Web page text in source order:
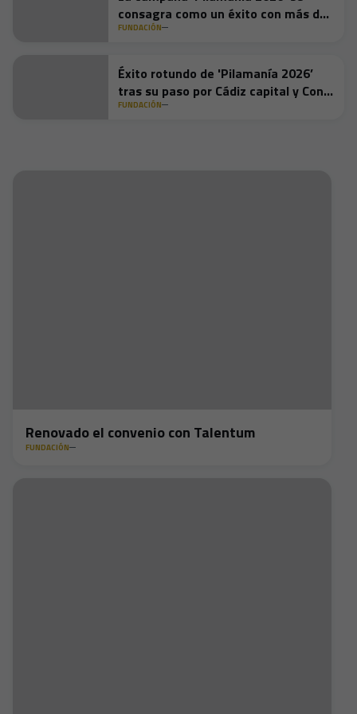
consagra como un éxito con más de
13.000 pilas recogidas en su
FUNDACIÓN
Éxito rotundo de 'Pilamanía 2026’
tras su paso por Cádiz capital y Conil
de la Frontera
FUNDACIÓN
Renovado el convenio con Talentum
FUNDACIÓN